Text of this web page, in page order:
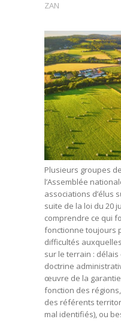
ZAN
Plusieurs groupes
l’Assemblée
associations d’élus
suite de la loi du 20
comprendre ce qui
fonctionne toujours
difficultés
sur le terrain :
doctrine
œuvre de la
fonction des
des référents
mal identifiés), ou